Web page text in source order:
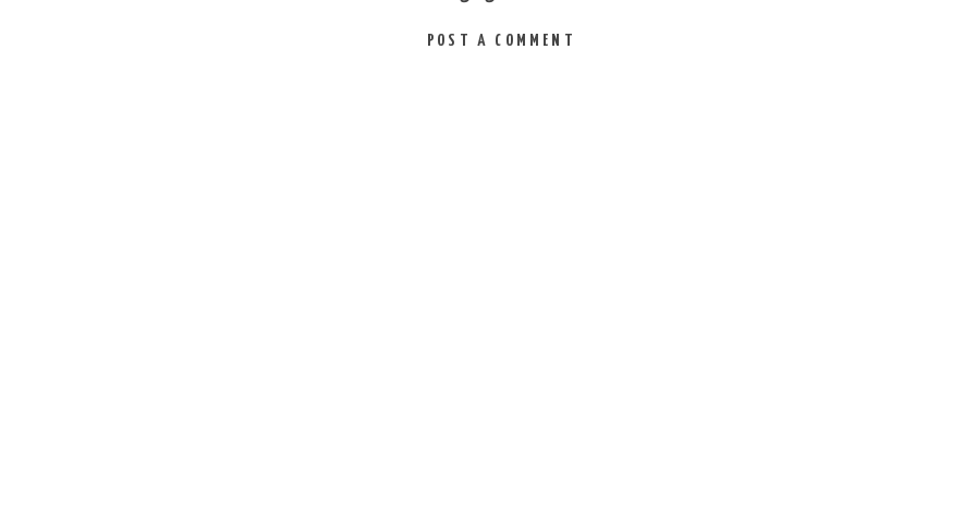
POST A COMMENT